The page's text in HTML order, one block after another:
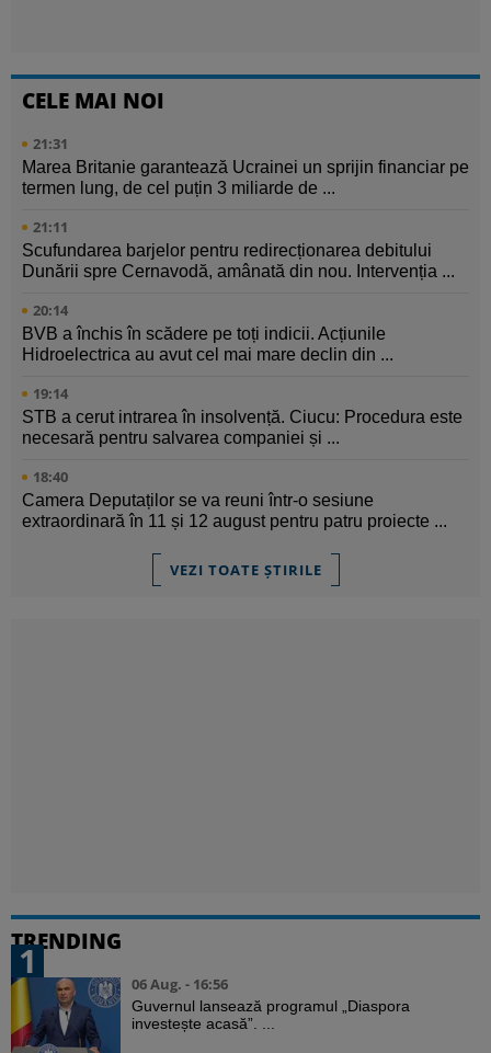
CELE MAI NOI
21:31
Marea Britanie garantează Ucrainei un sprijin financiar pe
termen lung, de cel puțin 3 miliarde de ...
21:11
Scufundarea barjelor pentru redirecționarea debitului
Dunării spre Cernavodă, amânată din nou. Intervenția ...
20:14
BVB a închis în scădere pe toți indicii. Acțiunile
Hidroelectrica au avut cel mai mare declin din ...
19:14
STB a cerut intrarea în insolvență. Ciucu: Procedura este
necesară pentru salvarea companiei și ...
18:40
Camera Deputaților se va reuni într-o sesiune
extraordinară în 11 și 12 august pentru patru proiecte ...
VEZI TOATE ȘTIRILE
TRENDING
1
06 Aug. - 16:56
Guvernul lansează programul „Diaspora
investește acasă”. ...